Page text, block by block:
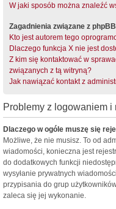
W jaki sposób można znaleźć
Zagadnienia związane z phpBB
Kto jest autorem tego
Dlaczego funkcja X nie jest
Z kim się kontaktować w
związanych z tą witryną?
Jak nawiązać kontakt z
Problemy z logowaniem i
Dlaczego w ogóle muszę się
Możliwe, że nie musisz. To od
wiadomości, konieczna jest
do dodatkowych funkcji
wysyłanie prywatnych
przypisania do grup
zaleca się jej wykonanie.